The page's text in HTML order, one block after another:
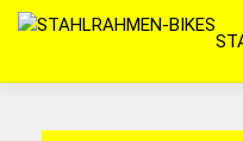
Zum
springen